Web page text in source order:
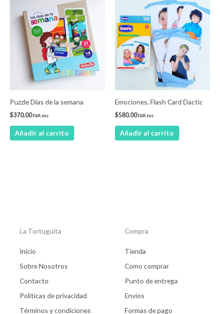
Puzzle Días de la semana
$370.00IVA inc
Añadir al carrito
Emociones, Flash Card Dactic
$580.00IVA inc
Añadir al carrito
La Tortuguita
Inicio
Sobre Nosotros
Contacto
Politicas de privacidad
Términos y condiciones
Compra
Tienda
Como comprar
Punto de entrega
Envios
Formas de pago